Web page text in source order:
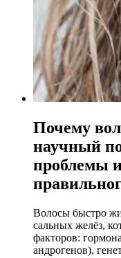
Почему
научный
проблемы
Волосы быстро
сальных желёз,
факторов:
андрогенов),